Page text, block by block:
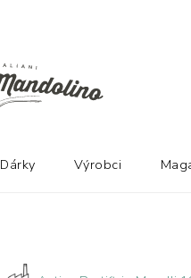
Dárky Výrobci